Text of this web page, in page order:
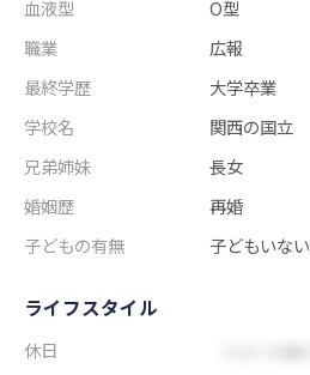
血液型
O型
職業
広報
最終学歴
大学卒業
学校名
関西の国立
兄弟姉妹
長女
婚姻歴
再婚
子どもの有無
子どもいない
ライフスタイル
休日